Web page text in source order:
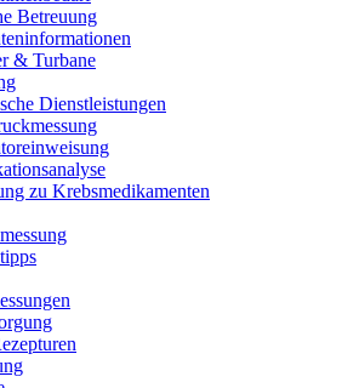
Betreuung
& Turbane
Dienstleistungen
zu Krebsmedikamenten